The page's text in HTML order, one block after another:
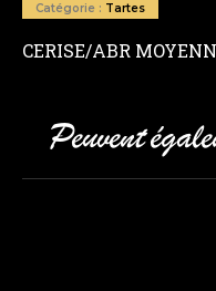
Catégorie : Tartes
CERISE/ABR
Peuvent